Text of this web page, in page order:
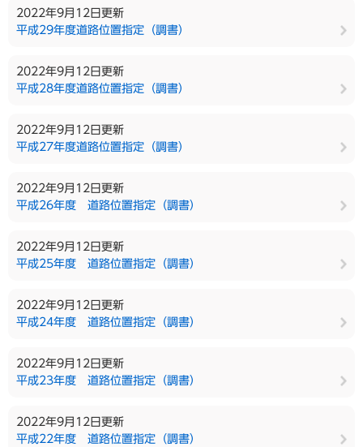
2022年9月12日更新
平成29年度道路位置指定（調書）
2022年9月12日更新
平成28年度道路位置指定（調書）
2022年9月12日更新
平成27年度道路位置指定（調書）
2022年9月12日更新
平成26年度 道路位置指定（調書）
2022年9月12日更新
平成25年度 道路位置指定（調書）
2022年9月12日更新
平成24年度 道路位置指定（調書）
2022年9月12日更新
平成23年度 道路位置指定（調書）
2022年9月12日更新
平成22年度 道路位置指定（調書）